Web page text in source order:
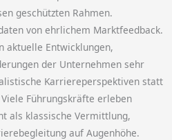
geschützten Rahmen.
von ehrlichem Marktfeedback.
aktuelle Entwicklungen,
der Unternehmen sehr
Karriereperspektiven statt
Führungskräfte erleben
als klassische Vermittlung,
auf Augenhöhe.